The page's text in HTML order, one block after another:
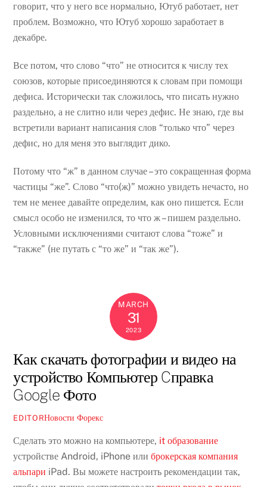
говорит, что у него все нормально, Ютуб работает, нет
проблем. Возможно, что Ютуб хорошо заработает в
декабре.
Все потом, что слово “что” не относится к числу тех
союзов, которые присоединяются к словам при помощи
дефиса. Исторически так сложилось, что писать нужно
раздельно, а не слитно или через дефис. Не знаю, где вы
встретили вариант написания слов “только что” через
дефис, но для меня это выглядит дико.
Потому что “ж” в данном случае – это сокращенная форма
частицы “же”. Слово “что(ж)” можно увидеть нечасто, но
тем не менее давайте определим, как оно пишется. Если
смысл особо не изменился, то что ж – пишем раздельно.
Условными исключениями считают слова “тоже” и
“также” (не путать с “то же” и “так же”).
MARCH
31
2023
Как скачать фотографии и видео на
устройство Компьютер Cправка
Google Фото
EDITORНовости Форекс
Сделать это можно на компьютере, it образование
устройстве Android, iPhone илиброкерская компания
альпари iPad. Вы можете настроить рекомендации так,